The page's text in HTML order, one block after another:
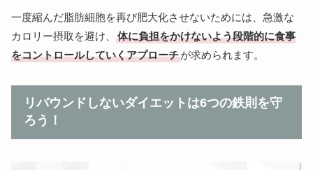
一度縮んだ脂肪細胞を再び肥大化させないためには、急激な
カロリー摂取を避け、
体に負担をかけないよう段階的に食事
をコントロールしていくアプローチが求められます。
リバウンドしないダイエットは6つの鉄則を守
ろう！